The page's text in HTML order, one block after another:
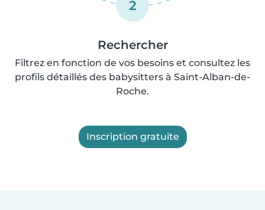
2
Rechercher
Filtrez en fonction de vos besoins et consultez les
profils détaillés des babysitters à Saint-Alban-de-
Roche.
Inscription gratuite